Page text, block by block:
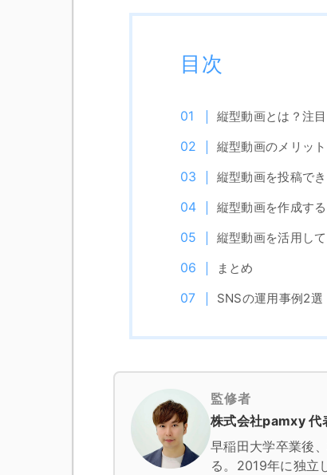
目次
縦型動画とは？注
縦型動画のメリット
縦型動画を投稿で
縦型動画を作成す
縦型動画を活用し
まとめ
SNSの運用事例2選
監修者
株式会社pamxy 代
早稲田大学卒業後
る。2019年に独立